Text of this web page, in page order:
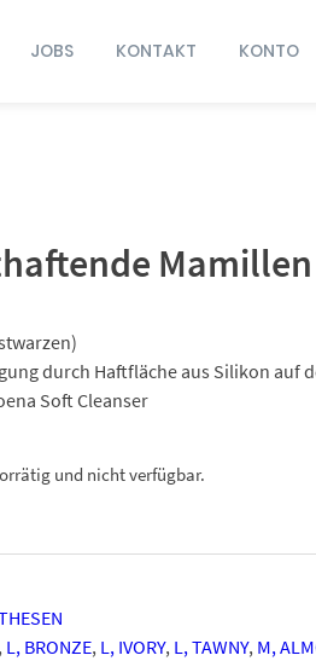
JOBS KONTAKT KONTO
Mamillen
durch Haftfläche aus Silikon auf
Soft Cleanser
und nicht verfügbar.
, L, BRONZE, L, IVORY, L, TAWNY, M,